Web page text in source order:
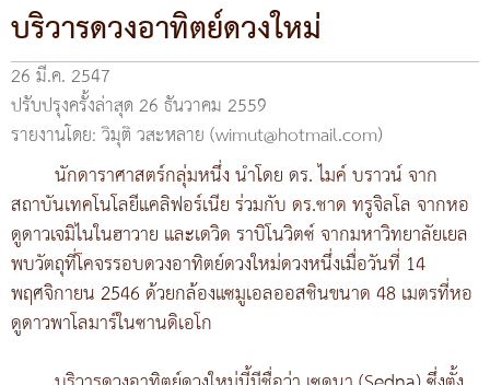
บริวารดวงอาทิตย์ดวงใหม่
26 มี.ค. 2547
ปรับปรุงครั้งล่าสุด 26 ธันวาคม 2559
รายงานโดย: วิมุติ วสะหลาย (wimut@hotmail.com)
นักดาราศาสตร์กลุ่มหนึ่ง นำโดย ดร. ไมค์ บราวน์ จาก
สถาบันเทคโนโลยีแคลิฟอร์เนีย ร่วมกับ ดร.ชาด ทรูจิลโล จากหอ
ดูดาวเจมิไนในฮาวาย และเดวิด ราบิโนวิตซ์ จากมหาวิทยาลัยเยล
พบวัตถุที่โคจรรอบดวงอาทิตย์ดวงใหม่ดวงหนึ่งเมื่อวันที่ 14
พฤศจิกายน 2546 ด้วยกล้องแซมูเอลออสชินขนาด 48 เมตรที่หอ
ดูดาวพาโลมาร์ในซานดิเอโก